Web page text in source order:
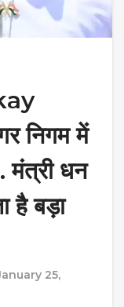
निगम में
मंत्री धन
है बड़ा
25,